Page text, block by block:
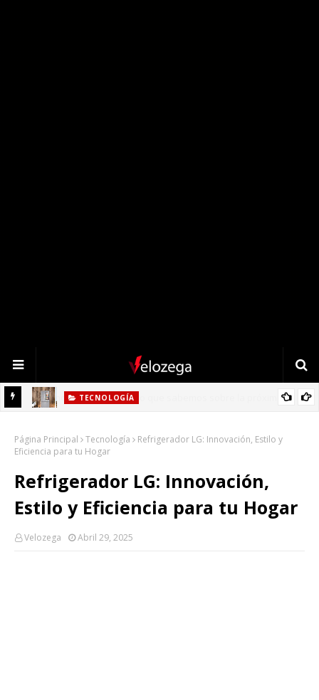
TECNOLOGÍA
Página Principal Tecnología
Refrigerador LG: Innovación, Estilo y
Eficiencia para tu Hogar
Refrigerador LG: Innovación,
Estilo y Eficiencia para tu Hogar
Velozega Abril 29, 2025